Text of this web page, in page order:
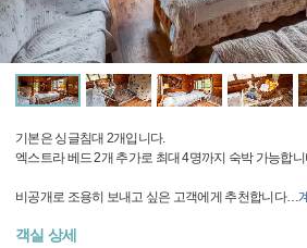
기본은 싱글침대 2개입니다.
엑스트라 베드 2개 추가로 최대 4명까지 숙박 가능합니
비공개로 조용히 보내고 싶은 고객에게 추천합니다…
객실 상세